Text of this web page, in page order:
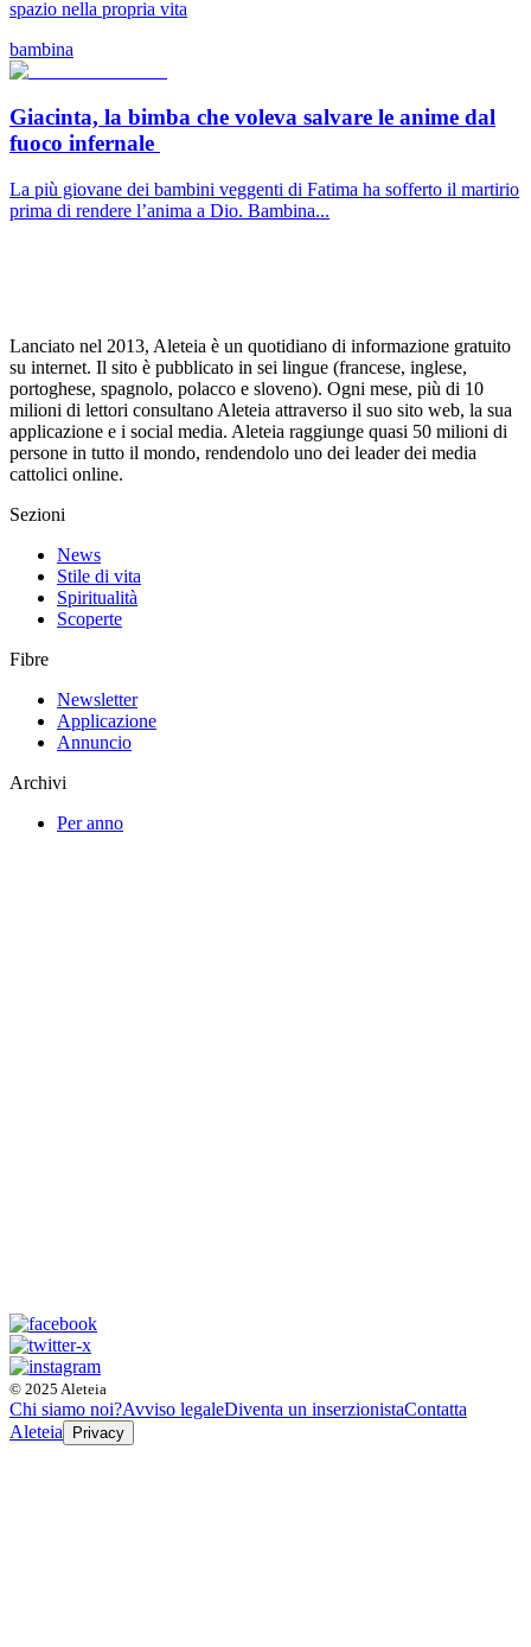
spazio nella propria vita
bambina
Giacinta, la bimba che voleva salvare le anime dal
fuoco infernale
La più giovane dei bambini veggenti di Fatima ha sofferto il martirio
prima di rendere l’anima a Dio. Bambina...
Lanciato nel 2013, Aleteia è un quotidiano di informazione gratuito
su internet. Il sito è pubblicato in sei lingue (francese, inglese,
portoghese, spagnolo, polacco e sloveno). Ogni mese, più di 10
milioni di lettori consultano Aleteia attraverso il suo sito web, la sua
applicazione e i social media. Aleteia raggiunge quasi 50 milioni di
persone in tutto il mondo, rendendolo uno dei leader dei media
cattolici online.
Sezioni
News
Stile di vita
Spiritualità
Scoperte
Fibre
Newsletter
Applicazione
Annuncio
Archivi
Per anno
© 2025 Aleteia
Chi siamo noi?Avviso legaleDiventa un inserzionistaContatta
Aleteia
Privacy